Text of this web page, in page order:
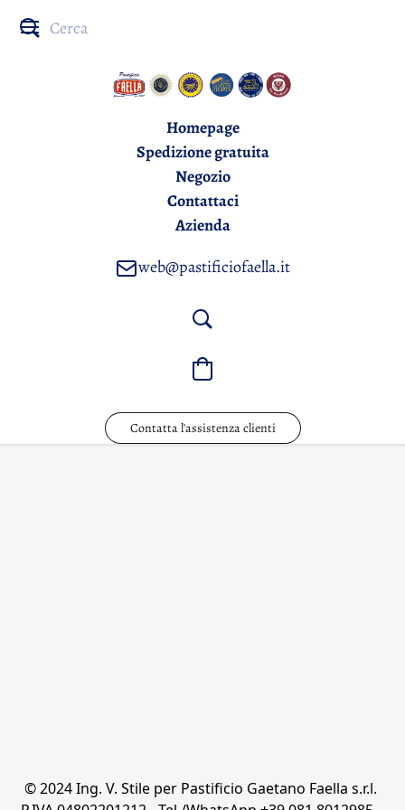
Homepage
Spedizione gratuita
Negozio
Contattaci
Azienda
web@pastificiofaella.it
Contatta l'assistenza clienti
© 2024 Ing. V. Stile per Pastificio Gaetano Faella s.r.l.